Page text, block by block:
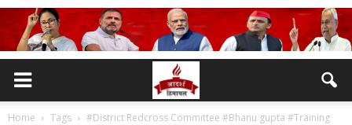
Home Tags #District Redcross Committee #Bhanu gupta #Training